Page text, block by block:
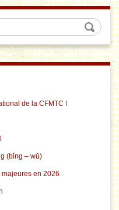
de la CFMTC !
(bǐng – wǔ)
en 2026